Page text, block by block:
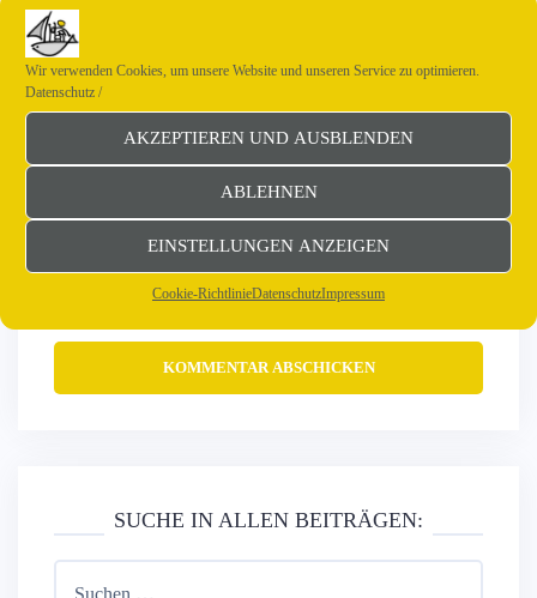
Wir verwenden Cookies, um unsere Website und unseren Service zu optimieren.
Datenschutz /
AKZEPTIEREN UND AUSBLENDEN
ABLEHNEN
EINSTELLUNGEN ANZEIGEN
Cookie-RichtlinieDatenschutzImpressum
E-Mail-Adresse
Website
SUCHE IN ALLEN BEITRÄGEN: